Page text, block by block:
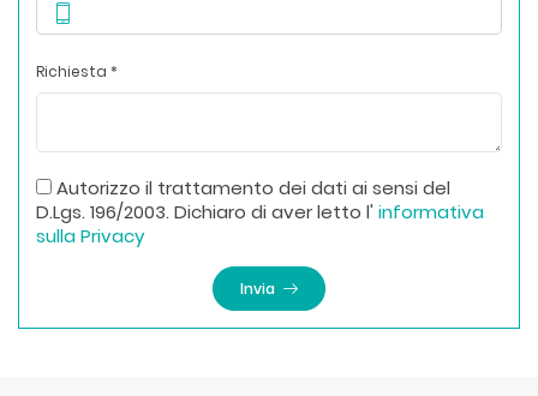
Richiesta *
Autorizzo il trattamento dei dati ai sensi del
D.Lgs. 196/2003. Dichiaro di aver letto l' informativa
sulla Privacy
Invia